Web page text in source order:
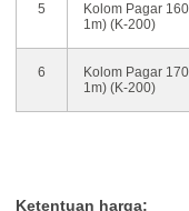
5
Kolom Pagar
1m) (K-200)
6
Kolom Pagar
1m) (K-200)
Ketentuan harga: